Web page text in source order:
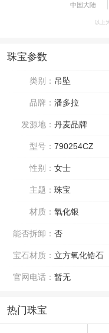
中国大陆
以上
珠宝参数
类别： 吊坠
品牌： 潘多拉
发源地： 丹麦品牌
型号： 790254CZ
性别： 女士
主题： 珠宝
材质： 氧化银
能否拆卸： 否
宝石材质： 立方氧化锆石
官网电话： 暂无
热门珠宝